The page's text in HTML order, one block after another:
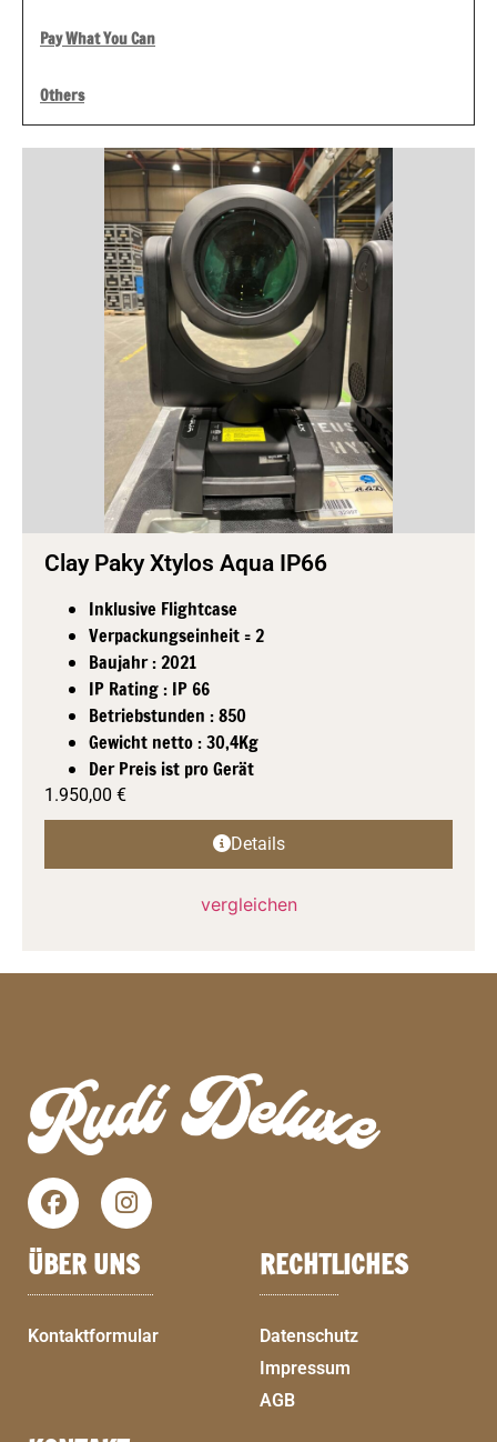
Pay What You Can
Others
Clay Paky Xtylos Aqua IP66
Inklusive Flightcase
Verpackungseinheit = 2
Baujahr : 2021
IP Rating : IP 66
Betriebstunden : 850
Gewicht netto : 30,4Kg
Der Preis ist pro Gerät
1.950,00 €
Details
vergleichen
ÜBER UNS
Kontaktformular
RECHTLICHES
Datenschutz
Impressum
AGB